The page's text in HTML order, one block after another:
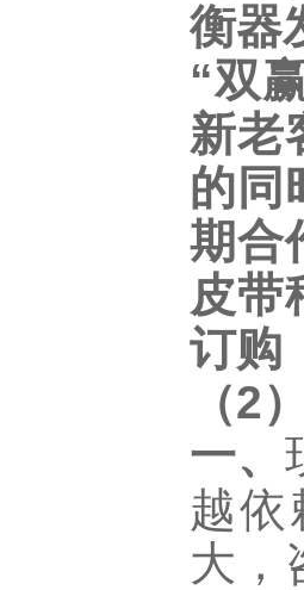
衡器
“双
新老
的同
期合
皮带
订购
（2
一、
越依
大，